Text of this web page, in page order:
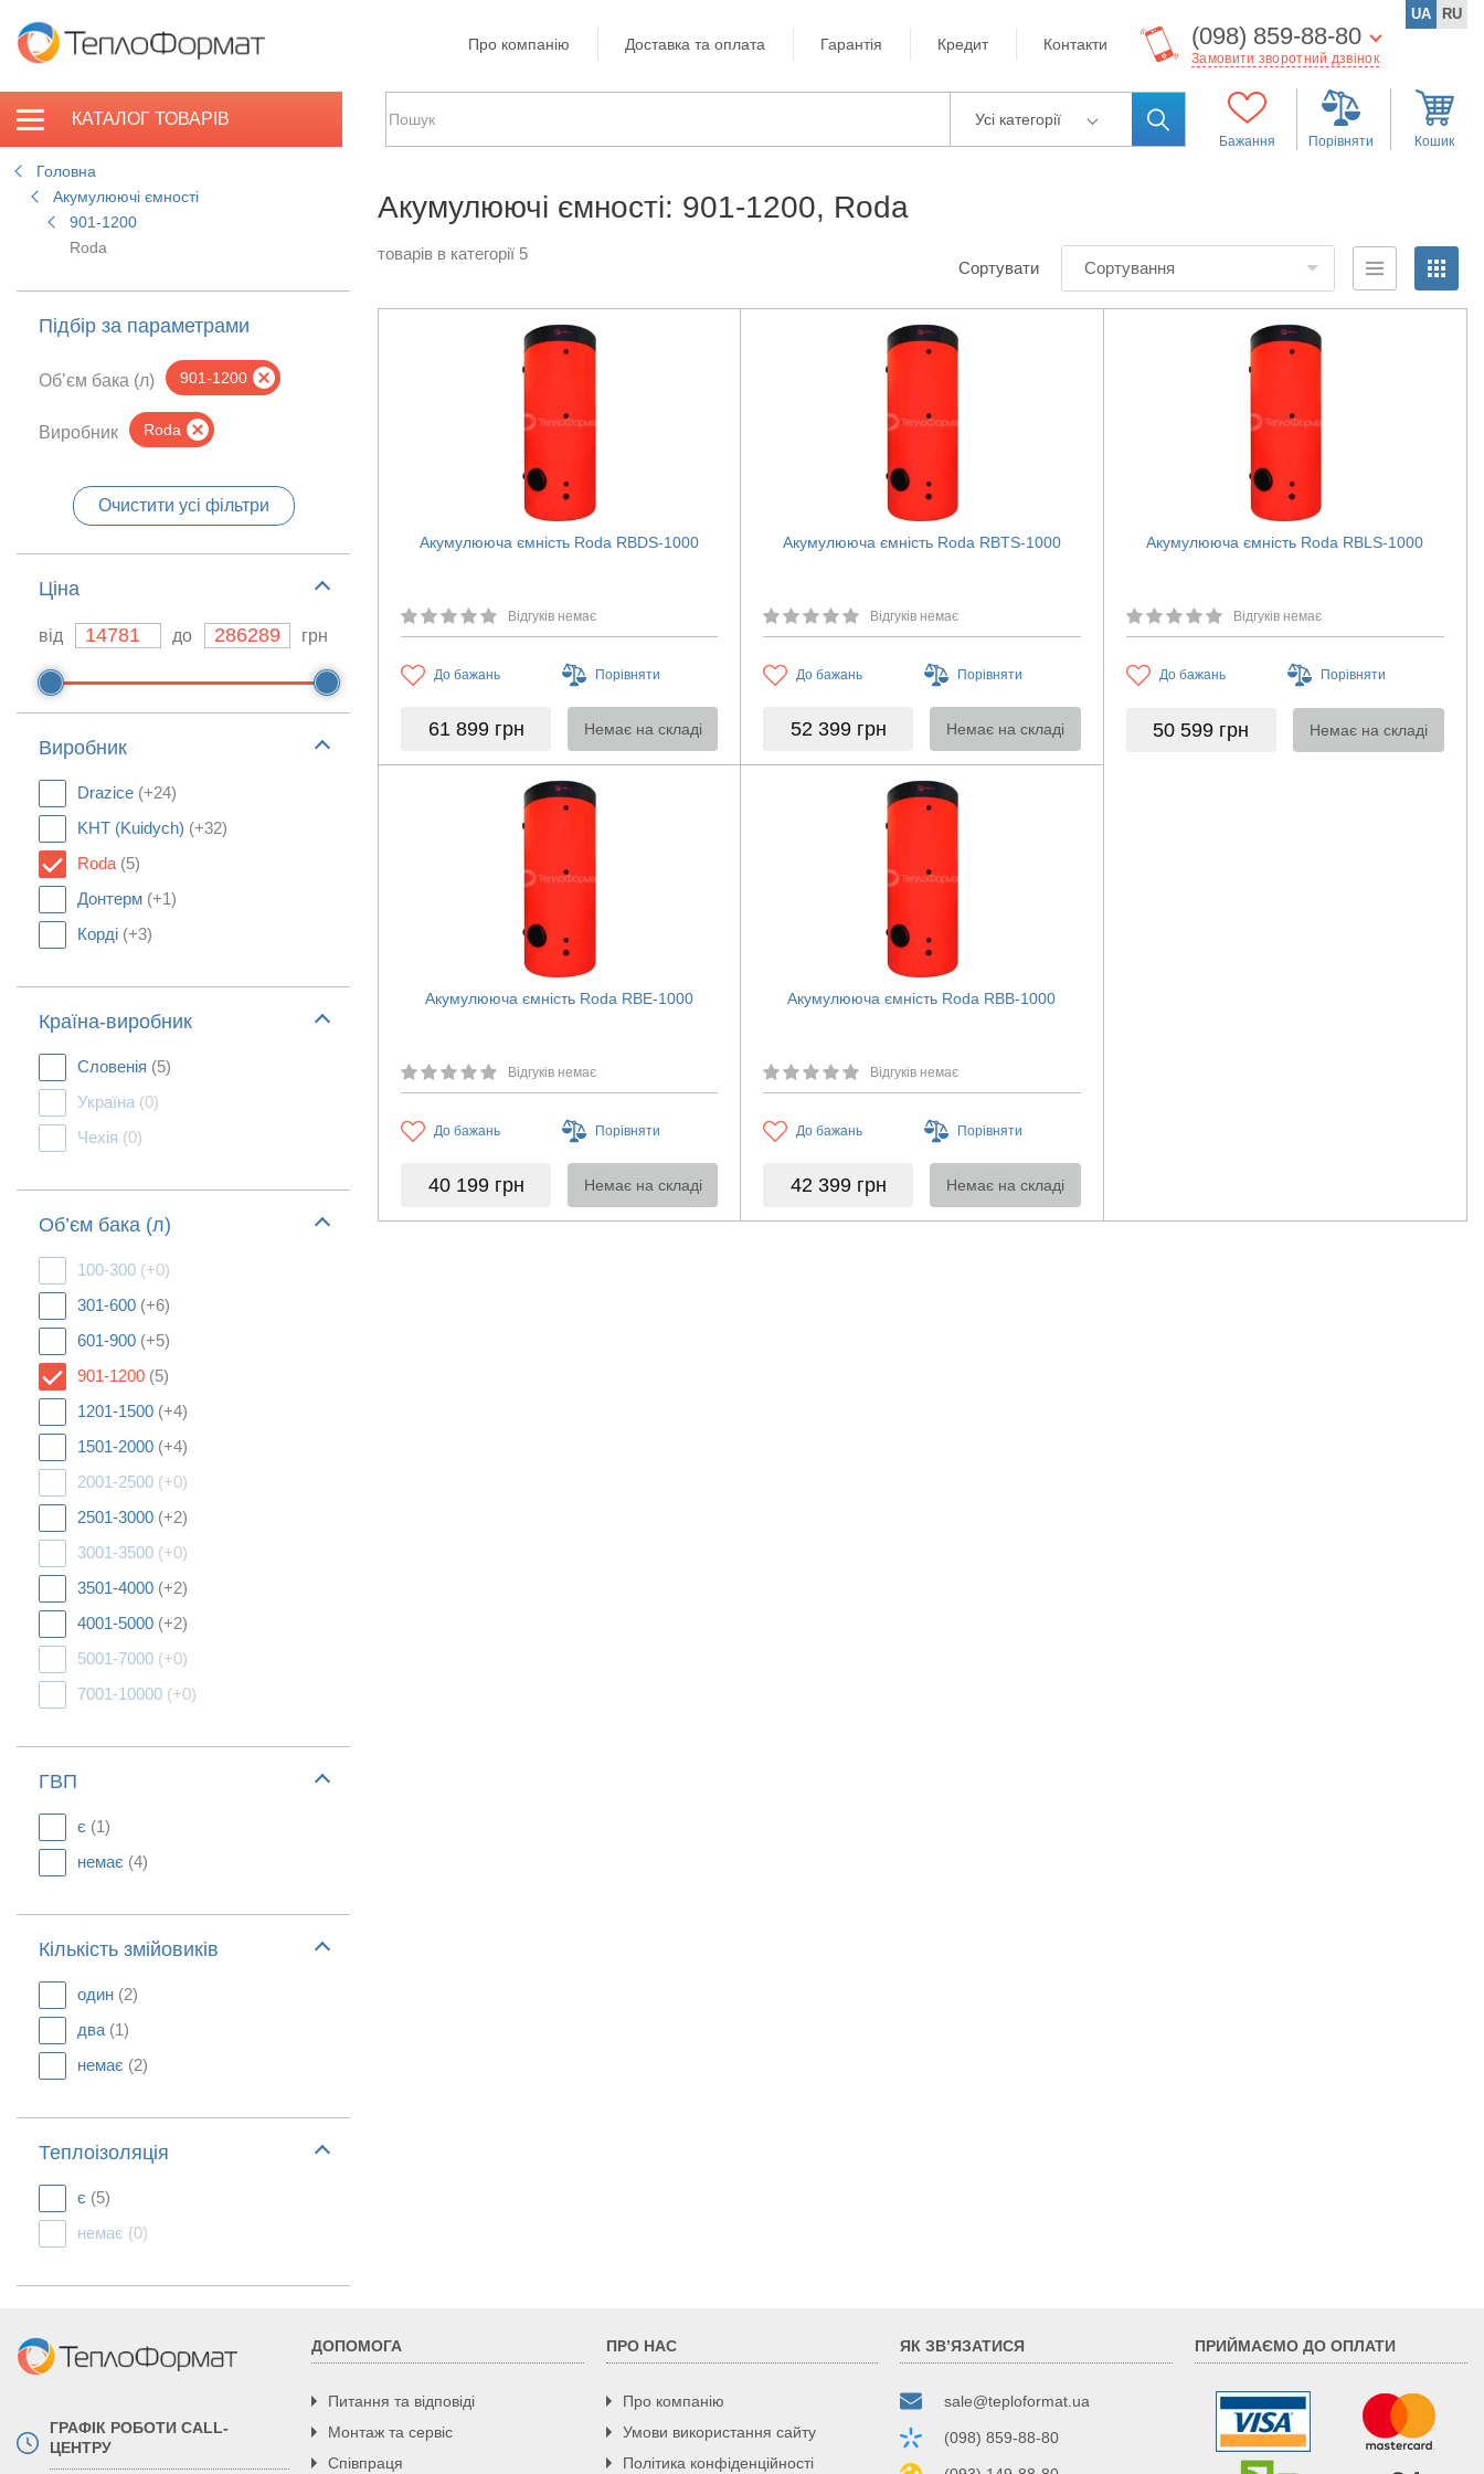
Про компанію Доставка та оплата Гарантія Кредит Контакти (098) 859-88-80
Замовити зворотний дзвінок
UA RU
КАТАЛОГ ТОВАРІВ Усі категорії
Бажання Порівняти Кошик
Головна
Акумулюючі ємності
901-1200
Roda
Підбір за параметрами
Об’єм бака (л) 901-1200
Виробник Roda
Очистити усі фільтри
Ціна
від до грн
Виробник
Drazice (+24)
KHT (Kuidych) (+32)
Roda (5)
Донтерм (+1)
Корді (+3)
Країна-виробник
Словенія (5)
Україна (0)
Чехія (0)
Об’єм бака (л)
100-300 (+0)
301-600 (+6)
601-900 (+5)
901-1200 (5)
1201-1500 (+4)
1501-2000 (+4)
2001-2500 (+0)
2501-3000 (+2)
3001-3500 (+0)
3501-4000 (+2)
4001-5000 (+2)
5001-7000 (+0)
7001-10000 (+0)
ГВП
є (1)
немає (4)
Кількість змійовиків
один (2)
два (1)
немає (2)
Теплоізоляція
є (5)
немає (0)
Акумулюючі ємності: 901-1200, Roda
товарів в категорії 5
Сортувати Сортування
Акумулююча ємність Roda RBDS-1000
Відгуків немає
До бажань Порівняти
61 899 грн Немає на складі
Акумулююча ємність Roda RBTS-1000
Відгуків немає
До бажань Порівняти
52 399 грн Немає на складі
Акумулююча ємність Roda RBLS-1000
Відгуків немає
До бажань Порівняти
50 599 грн Немає на складі
Акумулююча ємність Roda RBE-1000
Відгуків немає
До бажань Порівняти
40 199 грн Немає на складі
Акумулююча ємність Roda RBB-1000
Відгуків немає
До бажань Порівняти
42 399 грн Немає на складі
ДОПОМОГА
Питання та відповіді
Монтаж та сервіс
Співпраця
ПРО НАС
Про компанію
Умови використання сайту
Політика конфіденційності
ЯК ЗВ’ЯЗАТИСЯ
sale@teploformat.ua
(098) 859-88-80
ПРИЙМАЄМО ДО ОПЛАТИ
ГРАФІК РОБОТИ CALL-
ЦЕНТРУ